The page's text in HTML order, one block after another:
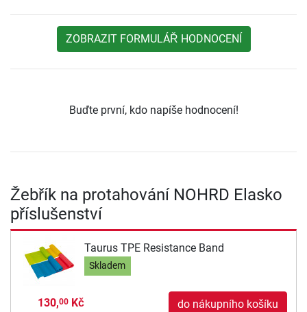
ZOBRAZIT FORMULÁŘ HODNOCENÍ
Buďte první, kdo napíše hodnocení!
Žebřík na protahování NOHRD Elasko
příslušenství
Taurus TPE Resistance Band
Skladem
130,00Kč do nákupního košíku